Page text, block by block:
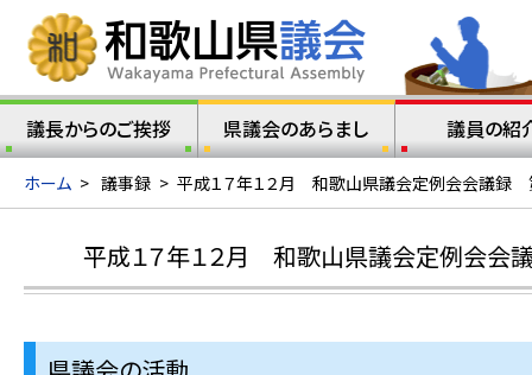
議長からのご挨拶 県議会のあらまし 議員の紹
ホーム > 議事録 > 平成１７年１２月 和歌山県議会定例会会議録
平成１７年１２月 和歌山県議会定例会会